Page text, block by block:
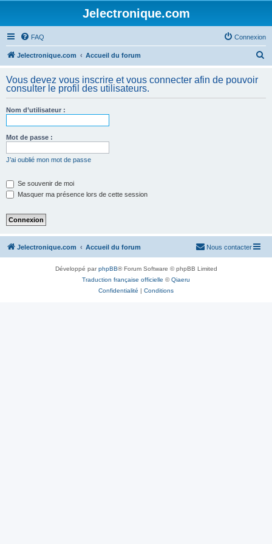
Jelectronique.com
FAQ Connexion
Jelectronique.com Accueil du forum
h
Vous devez vous inscrire et vous connecter afin de pouvoir
consulter le profil des utilisateurs.
Nom d’utilisateur :
Mot de passe :
J’ai oublié mon mot de passe
Se souvenir de moi
Masquer ma présence lors de cette session
Jelectronique.com Accueil du forum Nous contacter
Développé parphpBB® Forum Software © phpBB Limited
Traduction française officielle ©Qiaeru
Confidentialité | Conditions